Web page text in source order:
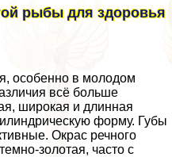
рыбы для здоровья
особенно в молодом
всё больше
широкая и длинная
форму. Губы
Окрас речного
золотая, часто с